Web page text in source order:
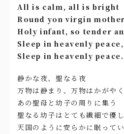
All is calm, all is bright
Round yon virgin
Holy infant, so tender
Sleep in heavenly peace,
Sleep in heavenly peace.
静かな夜、聖なる夜
万物は静まり、万物はかがやく
あの聖母と幼子の周りに集う
聖なる幼子はとても繊細で優
天国のように安らかに眠って